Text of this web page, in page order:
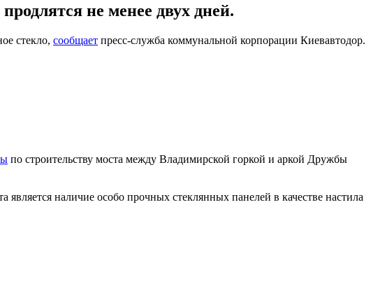
не менее двух дней.
стекло, сообщает пресс-служба коммунальной корпорации Киевавтодор.
по строительству моста между Владимирской горкой и аркой Дружбы
наличие особо прочных стеклянных панелей в качестве настила